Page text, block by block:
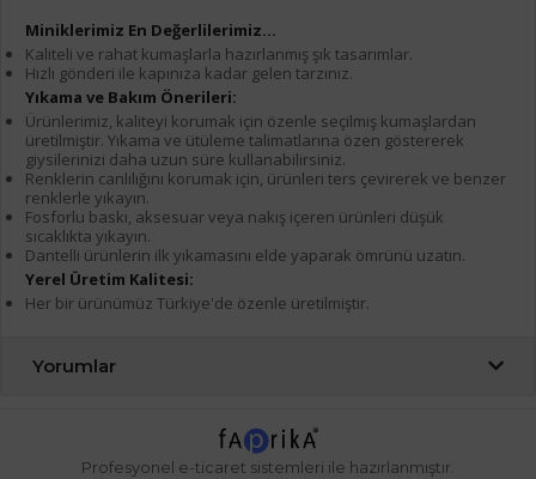
Miniklerimiz En Değerlilerimiz...
Kaliteli ve rahat kumaşlarla hazırlanmış şık tasarımlar.
Hızlı gönderi ile kapınıza kadar gelen tarzınız.
Yıkama ve Bakım Önerileri:
Ürünlerimiz, kaliteyi korumak için özenle seçilmiş kumaşlardan
üretilmiştir. Yıkama ve ütüleme talimatlarına özen göstererek
giysilerinizi daha uzun süre kullanabilirsiniz.
Renklerin canlılığını korumak için, ürünleri ters çevirerek ve benzer
renklerle yıkayın.
Fosforlu baskı, aksesuar veya nakış içeren ürünleri düşük
sıcaklıkta yıkayın.
Dantelli ürünlerin ilk yıkamasını elde yaparak ömrünü uzatın.
Yerel Üretim Kalitesi:
Her bir ürünümüz Türkiye'de özenle üretilmiştir.
Yorumlar
Profesyonel e-ticaret sistemleri ile hazırlanmıştır.